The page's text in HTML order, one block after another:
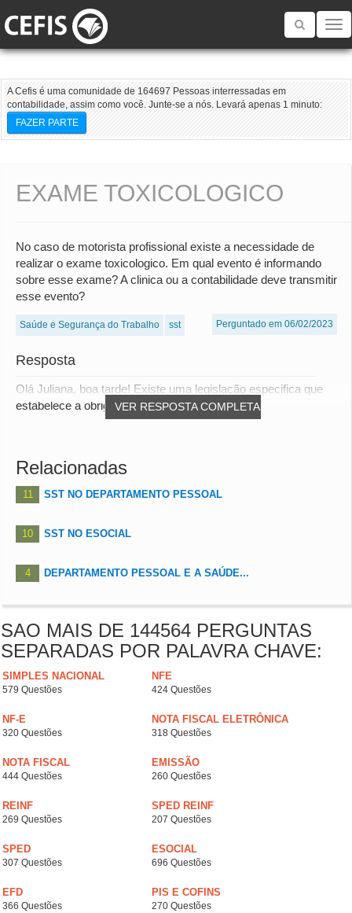
Toggle
A Cefis é uma comunidade de 164697 Pessoas interressadas em
contabilidade, assim como você. Junte-se a nós. Levará apenas 1 minuto:
FAZER PARTE
EXAME TOXICOLOGICO
No caso de motorista profissional existe a necessidade de
realizar o exame toxicologico. Em qual evento é informando
sobre esse exame? A clinica ou a contabilidade deve transmitir
esse evento?
Saúde e Segurança do Trabalho sst Perguntado em 06/02/2023
Resposta
VER RESPOSTA COMPLETA
Olá Juliana, boa tarde! Existe uma legislação especifica que
estabelece a obrigatoriedade da realiza...
Relacionadas
11 SST NO DEPARTAMENTO PESSOAL
10 SST NO ESOCIAL
4 DEPARTAMENTO PESSOAL E A SAÚDE...
SAO MAIS DE 144564 PERGUNTAS
SEPARADAS POR PALAVRA CHAVE:
SIMPLES NACIONAL
579 Questões
NFE
424 Questões
NF-E
320 Questões
NOTA FISCAL ELETRÔNICA
318 Questões
NOTA FISCAL
444 Questões
EMISSÃO
260 Questões
REINF
269 Questões
SPED REINF
207 Questões
SPED
307 Questões
ESOCIAL
696 Questões
EFD
366 Questões
PIS E COFINS
270 Questões